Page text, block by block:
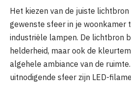
Het kiezen van de juiste
gewenste sfeer in je woonkamer
industriële lampen. De lichtbron
helderheid, maar ook de
algehele ambiance van de
uitnodigende sfeer zijn LED-